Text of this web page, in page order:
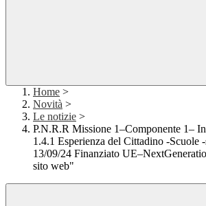
Home >
Novità >
Le notizie >
P.N.R.R Missione 1–Componente 1–
1.4.1 Esperienza del Cittadino -Scuole
13/09/24 Finanziato
sito web"